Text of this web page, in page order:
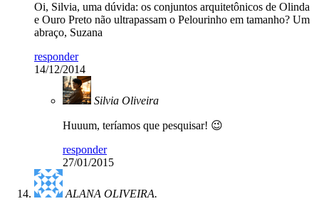
Oi, Silvia, uma dúvida: os conjuntos arquitetônicos de Olinda
e Ouro Preto não ultrapassam o Pelourinho em tamanho? Um
abraço, Suzana
responder
14/12/2014
Silvia Oliveira
Huuum, teríamos que pesquisar! 😉
responder
27/01/2015
ALANA OLIVEIRA.